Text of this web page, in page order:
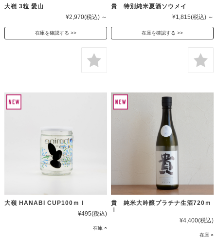
大嶺 3粒 愛山
¥2,970(税込) ～
在庫を確認する
貴 特別純米夏酒ソウメイ
¥1,815(税込) ～
在庫を確認する
大嶺 HANABI CUP100ｍｌ
¥495(税込)
在庫 ○
貴 純米大吟醸プラチナ生酒720ｍ
ｌ
¥4,400(税込)
在庫 ○